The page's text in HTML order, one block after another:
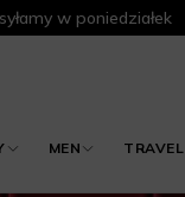
w poniedziałek
MEN TRAVEL